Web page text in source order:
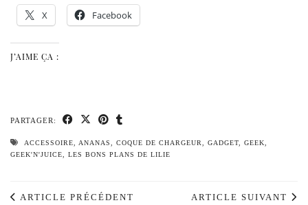
X Facebook
J’AIME ÇA :
PARTAGER:
ACCESSOIRE ANANAS COQUE DE CHARGEUR GADGET GEEK
GEEK'N'JUICE
LES BONS PLANS DE LILIE
ARTICLE PRÉCÉDENT ARTICLE SUIVANT